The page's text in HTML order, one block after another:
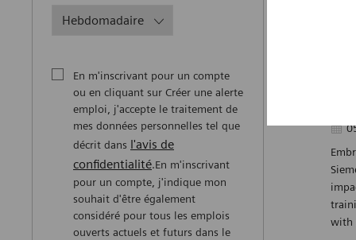
En m'inscrivant pour un compte
ou en cliquant sur Créer une alerte
emploi, j'accepte le traitement de
mes données personnelles tel que
décrit dans l'avis de
confidentialité.En m'inscrivant
pour un compte, j'indique mon
souhait d'être également
considéré pour tous les emplois
ouverts actuels et futurs dans le
Date
with